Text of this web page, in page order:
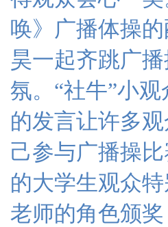
唤》广播体操
昊一起齐跳广
氛。“社牛”小
的发言让许多
己参与广播操
的大学生观众
老师的角色颁